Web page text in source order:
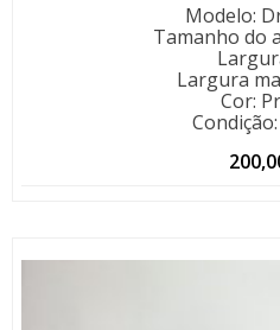
Modelo:
Tamanho do
Largura
Cor:
Condição: